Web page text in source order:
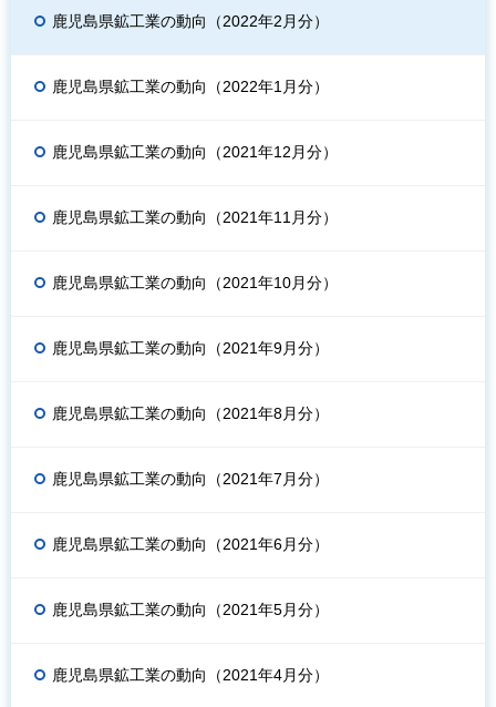
鹿児島県鉱工業の動向（2022年2月分）
鹿児島県鉱工業の動向（2022年1月分）
鹿児島県鉱工業の動向（2021年12月分）
鹿児島県鉱工業の動向（2021年11月分）
鹿児島県鉱工業の動向（2021年10月分）
鹿児島県鉱工業の動向（2021年9月分）
鹿児島県鉱工業の動向（2021年8月分）
鹿児島県鉱工業の動向（2021年7月分）
鹿児島県鉱工業の動向（2021年6月分）
鹿児島県鉱工業の動向（2021年5月分）
鹿児島県鉱工業の動向（2021年4月分）